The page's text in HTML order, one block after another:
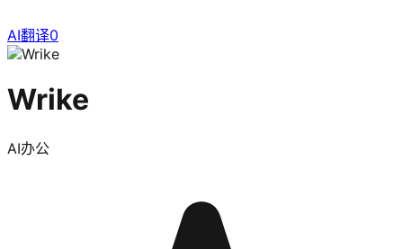
AI翻译0
Wrike
AI办公